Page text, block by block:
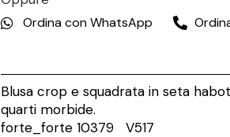
Ordina con WhatsApp
Blusa crop e squadrata in seta
quarti morbide.
forte_forte 10379 V517